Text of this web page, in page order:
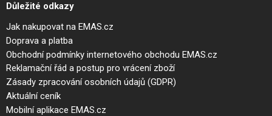
Důležité odkazy
Jak nakupovat na EMAS.cz
Doprava a platba
Obchodní podmínky internetového obchodu EMAS.cz
Reklamační řád a postup pro vrácení zboží
Zásady zpracování osobních údajů (GDPR)
Aktuální ceník
Mobilní aplikace EMAS.cz